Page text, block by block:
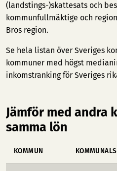
(landstings-)skattesats och
kommunfullmäktige och
Bros region.
Se hela listan över Sveriges
kommuner med högst
inkomstranking för Sveriges
Jämför med andra
samma lön
KOMMUN